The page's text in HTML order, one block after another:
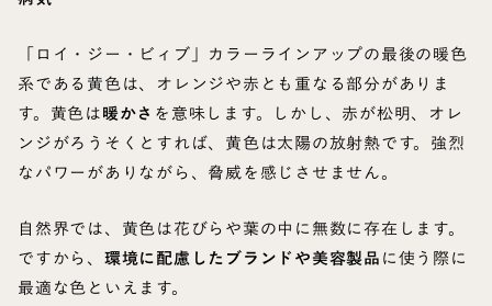
「ロイ・ジー・ビィブ」カラーラインアップの最後の暖色
系である黄色は、オレンジや赤とも重なる部分がありま
す。黄色は暖かさ を意味します。しかし、赤が松明、オレ
ンジがろうそくとすれば、黄色は太陽の放射熱です。強烈
なパワーがありながら、脅威を感じさせません。
自然界では、黄色は花びらや葉の中に無数に存在します。
ですから、 環境に配慮したブランドや美容製品に使う際に
最適な色といえます。